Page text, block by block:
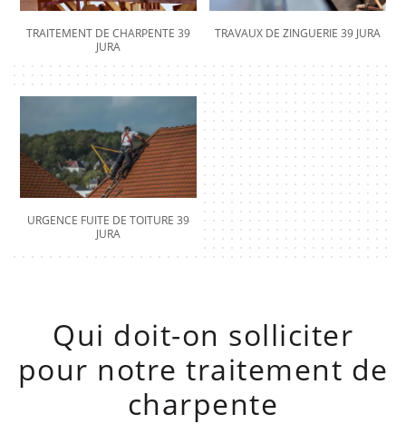
TRAITEMENT DE CHARPENTE 39
JURA
TRAVAUX DE ZINGUERIE 39 JURA
URGENCE FUITE DE TOITURE 39
JURA
Qui doit-on solliciter
pour notre traitement de
charpente